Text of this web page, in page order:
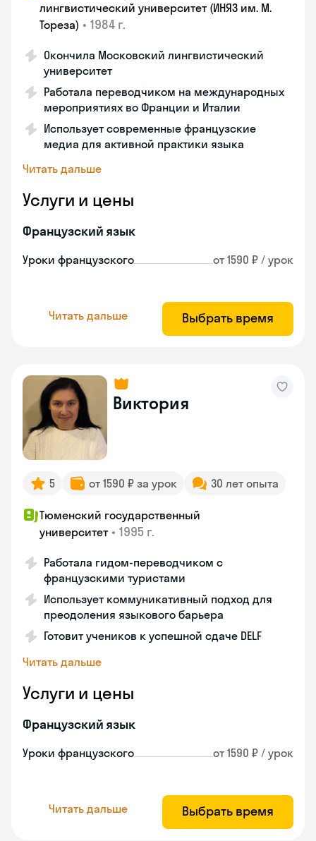
лингвистический университет (ИНЯЗ им. М.
Тореза) • 1984 г.
Окончила Московский лингвистический
университет
Работала переводчиком на международных
мероприятиях во Франции и Италии
Использует современные французские
медиа для активной практики языка
Читать дальше
Услуги и цены
Французский язык
Уроки французского от 1590 ₽ / урок
Читать дальше Выбрать время
Виктория
5 от 1590 ₽ за урок 30 лет опыта
Тюменский государственный
университет • 1995 г.
Работала гидом-переводчиком с
французскими туристами
Использует коммуникативный подход для
преодоления языкового барьера
Готовит учеников к успешной сдаче DELF
Читать дальше
Услуги и цены
Французский язык
Уроки французского от 1590 ₽ / урок
Читать дальше Выбрать время